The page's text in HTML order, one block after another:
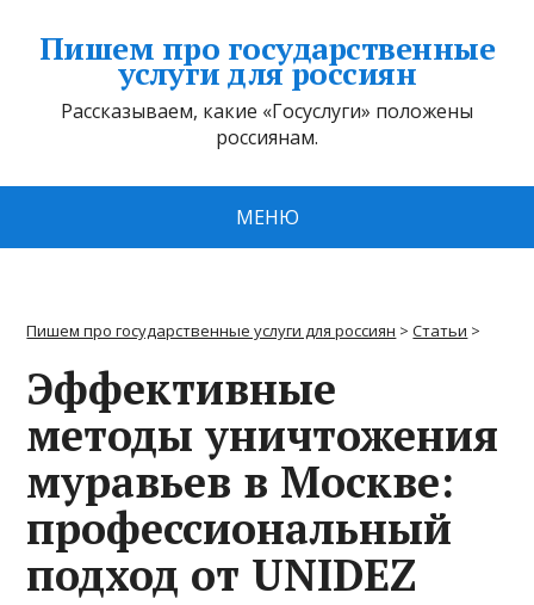
Пишем про государственные
услуги для россиян
Рассказываем, какие «Госуслуги» положены
россиянам.
МЕНЮ
Пишем про государственные услуги для россиян >Статьи >
Эффективные
методы уничтожения
муравьев в Москве:
профессиональный
подход от UNIDEZ